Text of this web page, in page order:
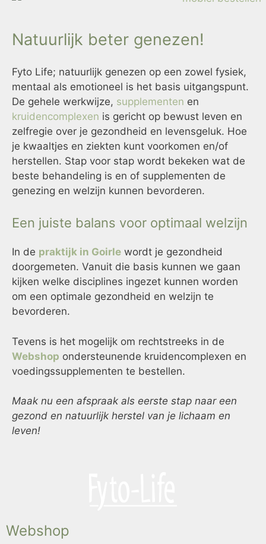
Natuurlijk beter genezen!
Fyto Life; natuurlijk genezen op een zowel fysiek,
mentaal als emotioneel is het basis uitgangspunt.
De gehele werkwijze, supplementen en
kruidencomplexen is gericht op bewust leven en
zelfregie over je gezondheid en levensgeluk. Hoe
je kwaaltjes en ziekten kunt voorkomen en/of
herstellen. Stap voor stap wordt bekeken wat de
beste behandeling is en of supplementen de
genezing en welzijn kunnen bevorderen.
Een juiste balans voor optimaal welzijn
In de praktijk in Goirle wordt je gezondheid
doorgemeten. Vanuit die basis kunnen we gaan
kijken welke disciplines ingezet kunnen worden
om een optimale gezondheid en welzijn te
bevorderen.
Tevens is het mogelijk om rechtstreeks in de
Webshop ondersteunende kruidencomplexen en
voedingssupplementen te bestellen.
Maak nu een afspraak als eerste stap naar een
gezond en natuurlijk herstel van je lichaam en
leven!
Webshop